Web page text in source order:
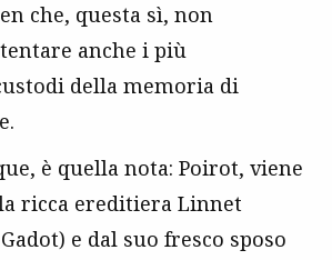
che, questa sì, non
anche i più
della memoria di
è quella nota: Poirot, viene
ricca ereditiera Linnet
e dal suo fresco sposo